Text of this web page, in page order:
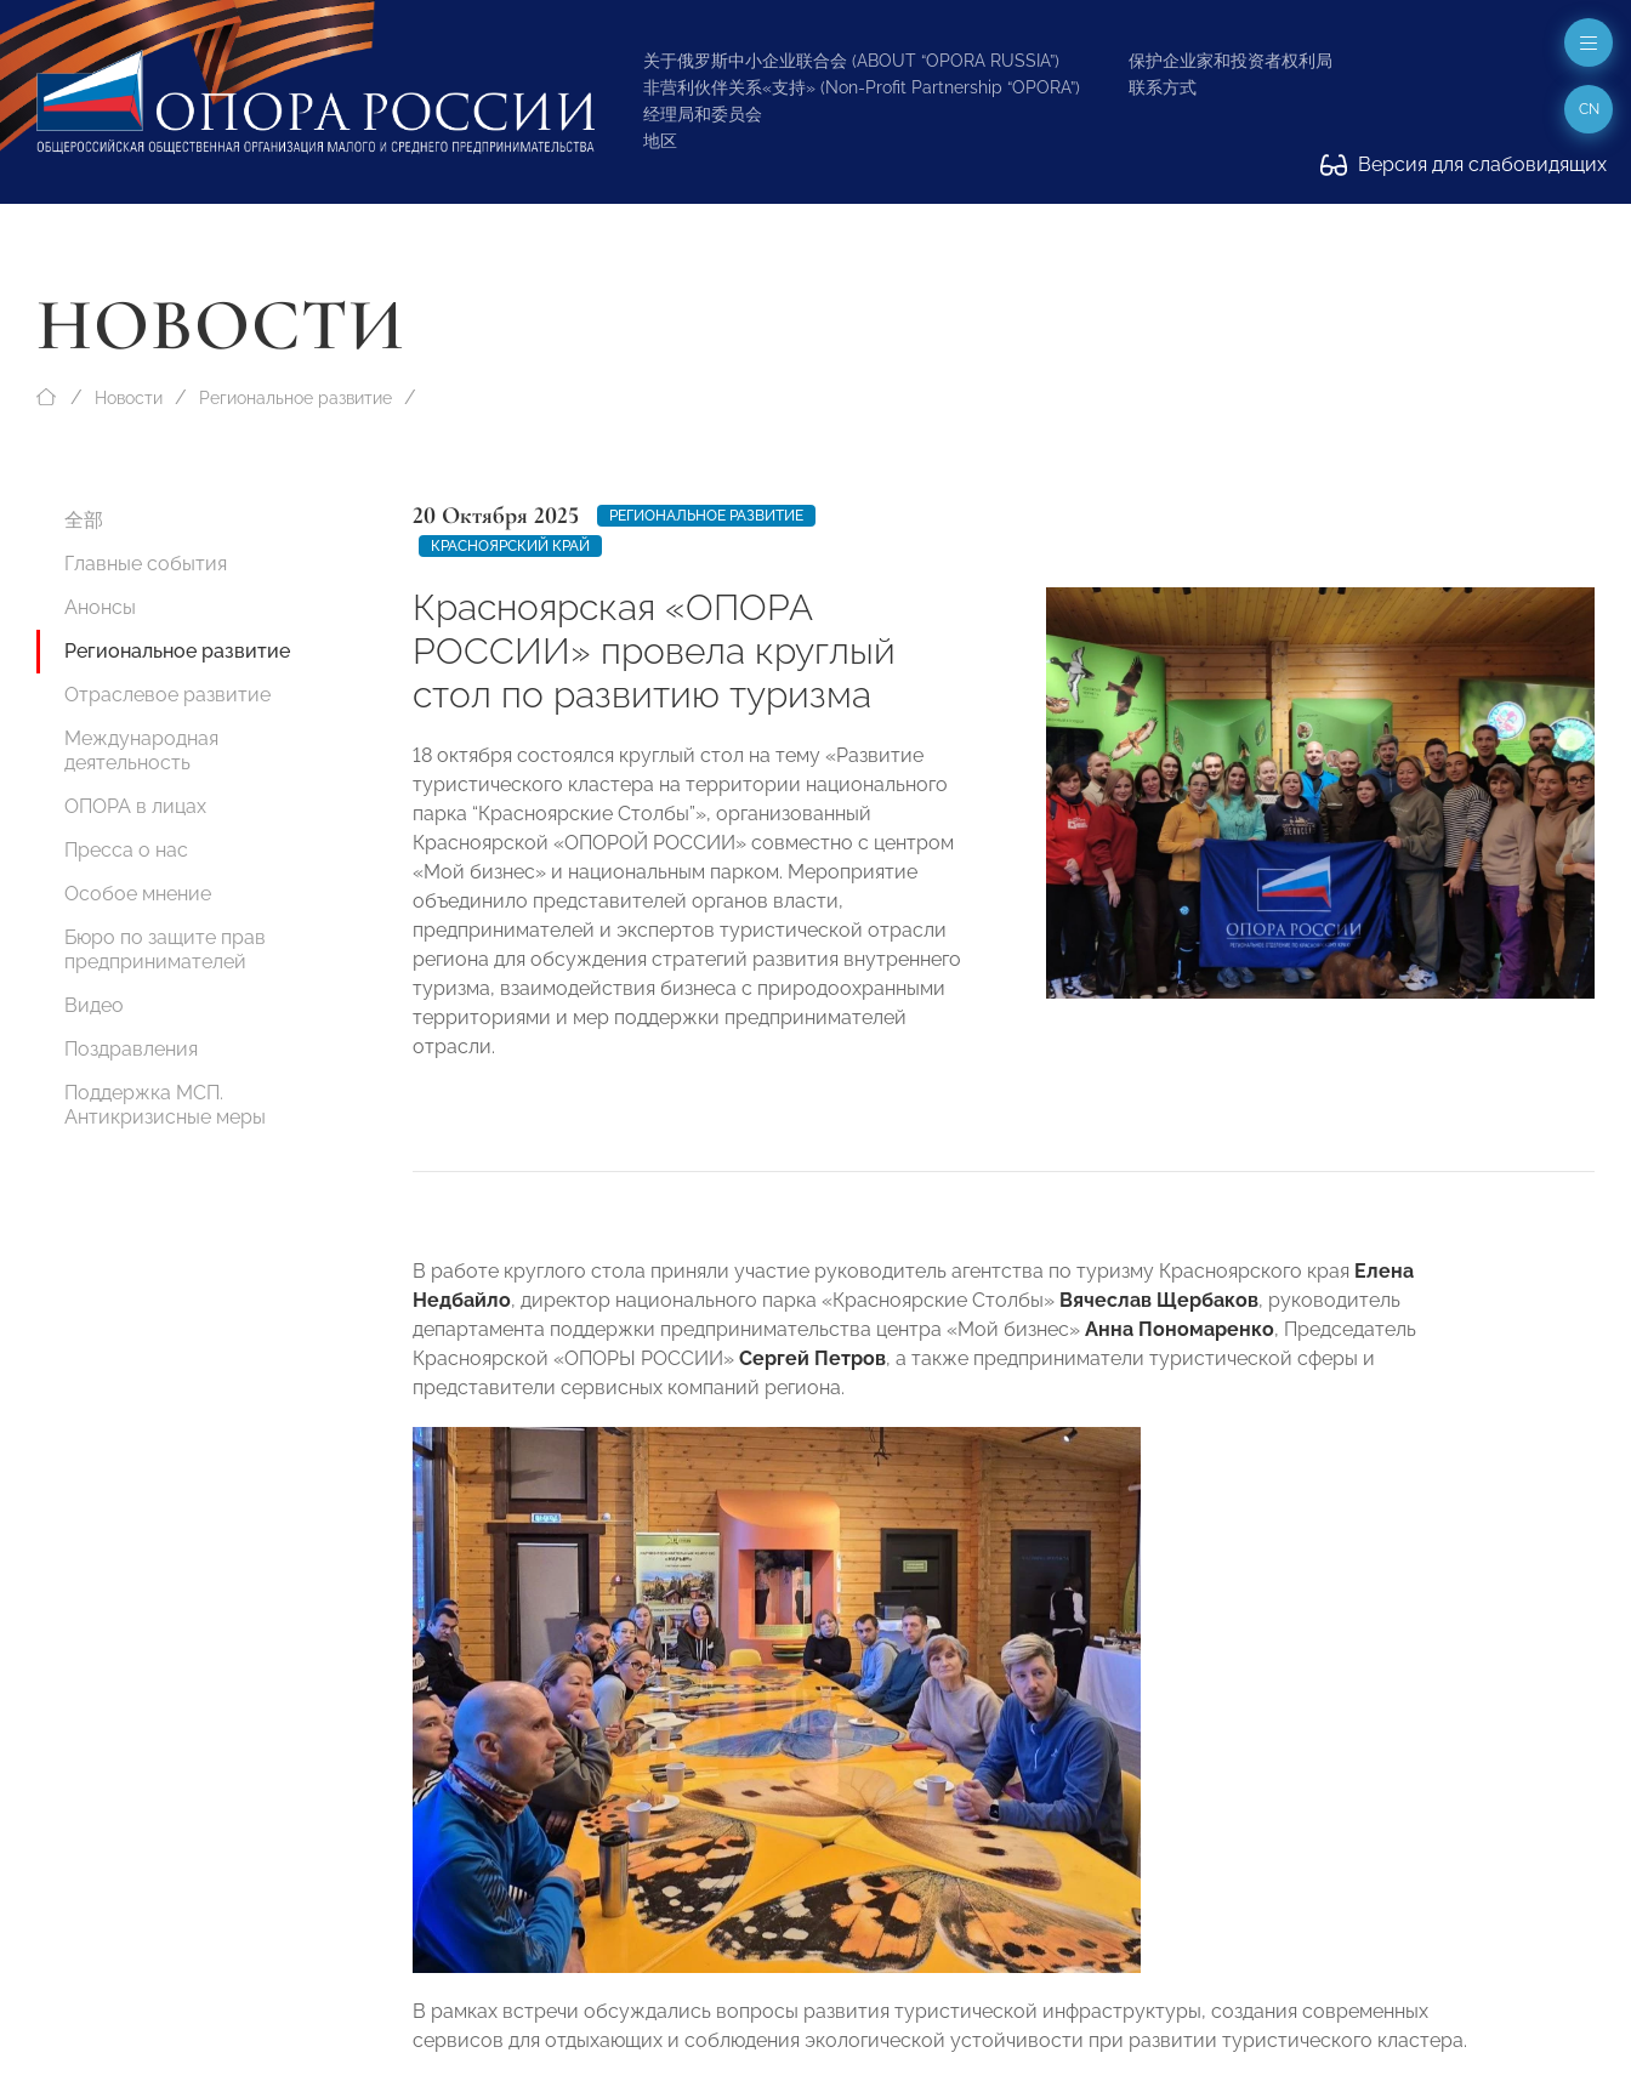
关于俄罗斯中小企业联合会 (ABOUT “OPORA RUSSIA”)
非营利伙伴关系«支持» (Non-Profit Partnership “OPORA”)
经理局和委员会
地区
保护企业家和投资者权利局
联系方式
Версия для слабовидящих
CN
НОВОСТИ
Новости Региональное развитие
全部
Главные события
Анонсы
Региональное развитие
Отраслевое развитие
Международная
деятельность
ОПОРА в лицах
Пресса о нас
Особое мнение
Бюро по защите прав
предпринимателей
Видео
Поздравления
Поддержка МСП.
Антикризисные меры
20 Октября 2025
РЕГИОНАЛЬНОЕ РАЗВИТИЕ
КРАСНОЯРСКИЙ КРАЙ
Красноярская «ОПОРА
РОССИИ» провела круглый
стол по развитию туризма
18 октября состоялся круглый стол на тему «Развитие
туристического кластера на территории национального
парка “Красноярские Столбы”», организованный
Красноярской «ОПОРОЙ РОССИИ» совместно с центром
«Мой бизнес» и национальным парком. Мероприятие
объединило представителей органов власти,
предпринимателей и экспертов туристической отрасли
региона для обсуждения стратегий развития внутреннего
туризма, взаимодействия бизнеса с природоохранными
территориями и мер поддержки предпринимателей
отрасли.
В работе круглого стола приняли участие руководитель агентства по туризму Красноярского края Елена
Недбайло, директор национального парка «Красноярские Столбы» Вячеслав Щербаков, руководитель
департамента поддержки предпринимательства центра «Мой бизнес» Анна Пономаренко, Председатель
Красноярской «ОПОРЫ РОССИИ» Сергей Петров, а также предприниматели туристической сферы и
представители сервисных компаний региона.
В рамках встречи обсуждались вопросы развития туристической инфраструктуры, создания современных
сервисов для отдыхающих и соблюдения экологической устойчивости при развитии туристического кластера.